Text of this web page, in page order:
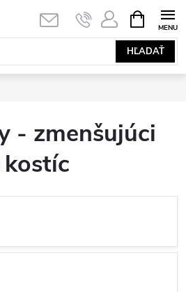
HĽADAŤ
KOŠÍK
- zmenšujúci